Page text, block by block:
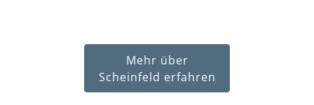
Mehr über
Scheinfeld erfahren